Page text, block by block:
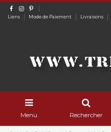
Liens Mode de Paiement Livraisons
Menu Rechercher